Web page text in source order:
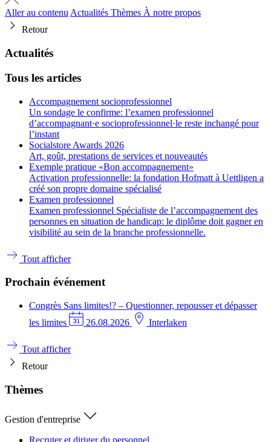
Aller au contenuActualités Thèmes À notre propos
Retour
Actualités
Tous les articles
Accompagnement socioprofessionnel
Un sondage le confirme: l’examen professionnel
d’accompagnant·e socioprofessionnel·le reste inchangé pour
l’instant
Socialstore Awards 2026
Art, goût, prestations de services et nouveautés
Exemple pratique «Bon accompagnement»
Activation professionnelle: la fondation Hofmatt à Uettligen a
créé son propre domaine spécialisé
Examen professionnel
Examen professionnel Spécialiste de l’accompagnement des
personnes en situation de handicap: le diplôme doit gagner en
visibilité au sein de la branche professionnelle.
Tout afficher
Prochain événement
Congrès Sans limites!? – Questionner, repousser et dépasser
les limites
26.08.2026 Interlaken
Tout afficher
Retour
Thèmes
Gestion d'entreprise
Recruter et diriger du personnel